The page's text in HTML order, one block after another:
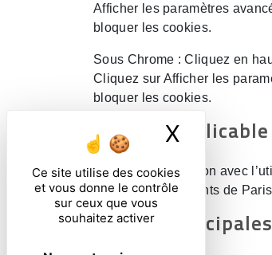
Ce site utilise des cookies
et vous donne le contrôle
sur ceux que vous
souhaitez activer
X
Afficher les paramètres
bloquer les cookies.
Sous Chrome : Cliquez en
Cliquez sur Afficher les
bloquer les cookies.
9. Droit
Tout litige en relation avec
tribunaux compétents de
10. Les